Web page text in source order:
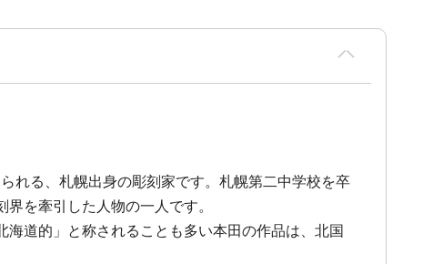
れる、札幌出身の彫刻家です。札幌第二中学校を卒
を牽引した人物の一人です。
道的」と称されることも多い本田の作品は、北国